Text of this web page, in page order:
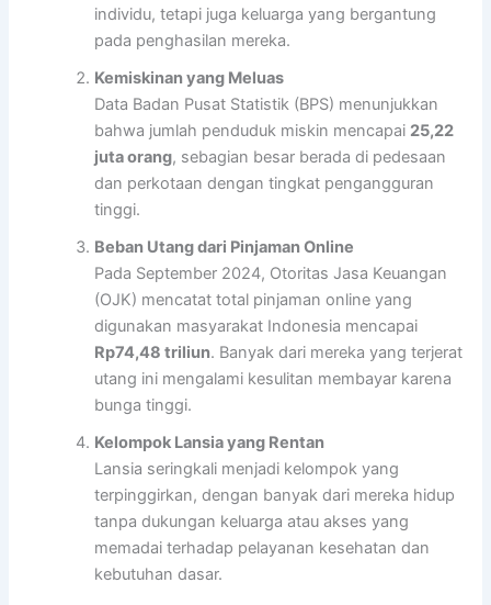
individu, tetapi juga keluarga yang bergantung
pada penghasilan mereka.
Kemiskinan yang Meluas
Data Badan Pusat Statistik (BPS) menunjukkan
bahwa jumlah penduduk miskin mencapai 25,22
juta orang, sebagian besar berada di pedesaan
dan perkotaan dengan tingkat pengangguran
tinggi.
Beban Utang dari Pinjaman Online
Pada September 2024, Otoritas Jasa Keuangan
(OJK) mencatat total pinjaman online yang
digunakan masyarakat Indonesia mencapai
Rp74,48 triliun. Banyak dari mereka yang terjerat
utang ini mengalami kesulitan membayar karena
bunga tinggi.
Kelompok Lansia yang Rentan
Lansia seringkali menjadi kelompok yang
terpinggirkan, dengan banyak dari mereka hidup
tanpa dukungan keluarga atau akses yang
memadai terhadap pelayanan kesehatan dan
kebutuhan dasar.